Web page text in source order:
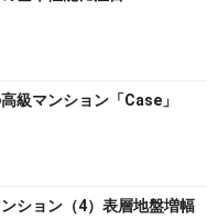
級マンション「Case」
ション（4）表層地盤増幅